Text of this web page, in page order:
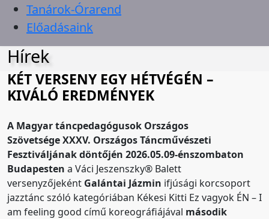
Tanárok-Órarend
Előadásaink
Hírek
KÉT VERSENY EGY HÉTVÉGÉN –
KIVÁLÓ EREDMÉNYEK
A Magyar táncpedagógusok Országos
SzövetségeXXXV. Országos Táncművészeti
Fesztiváljának döntőjén 2026.05.09-énszombaton
Budapesten a Váci Jeszenszky® Balett
versenyzőjeként Galántai Jázmin ifjúsági korcsoport
jazztánc szóló kategóriában Kékesi Kitti Ez vagyok ÉN – I
am feeling good című koreográfiájával második